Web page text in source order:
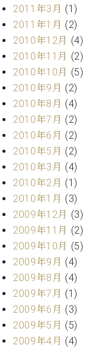
2011年3月 (1)
2011年1月 (2)
2010年12月 (4)
2010年11月 (2)
2010年10月 (5)
2010年9月 (2)
2010年8月 (4)
2010年7月 (2)
2010年6月 (2)
2010年5月 (2)
2010年3月 (4)
2010年2月 (1)
2010年1月 (3)
2009年12月 (3)
2009年11月 (2)
2009年10月 (5)
2009年9月 (4)
2009年8月 (4)
2009年7月 (1)
2009年6月 (3)
2009年5月 (5)
2009年4月 (4)